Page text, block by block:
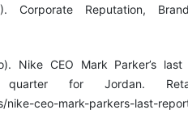
Reputation,
Nike CEO Mark Parker’s last
for Jordan.
nike-ceo-mark-parkers-last-